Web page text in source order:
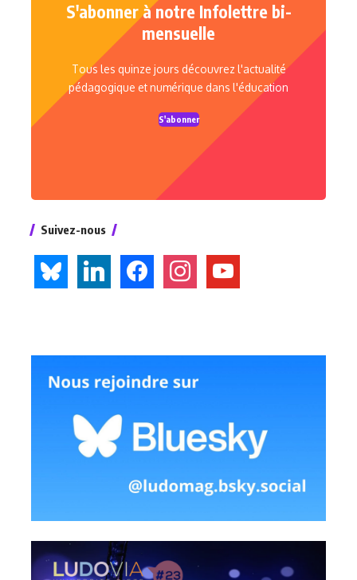
S'abonner à notre Infolettre bi-
mensuelle
Tous les quinze jours découvrez l'actualité
pédagogique et numérique dans l'éducation
S'abonner
Suivez-nous
bluesky linkedin facebook instagramyoutube